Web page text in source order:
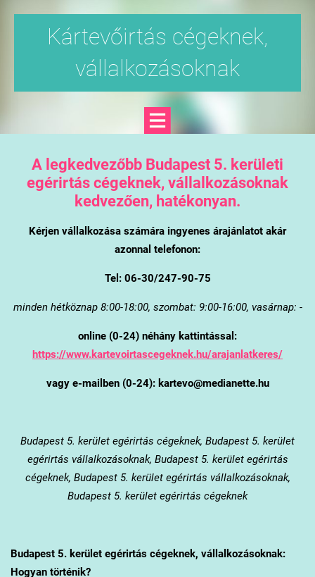
Kártevőirtás cégeknek,
vállalkozásoknak
A legkedvezőbb Budapest 5. kerületi
egérirtás cégeknek, vállalkozásoknak
kedvezően, hatékonyan.
Kérjen vállalkozása számára ingyenes árajánlatot akár
azonnal telefonon:
Tel: 06-30/247-90-75
minden hétköznap 8:00-18:00, szombat: 9:00-16:00, vasárnap: -
online (0-24) néhány kattintással:
https://www.kartevoirtascegeknek.hu/arajanlatkeres/
vagy e-mailben (0-24): kartevo@medianette.hu
Budapest 5. kerület egérirtás cégeknek, Budapest 5. kerület
egérirtás vállalkozásoknak, Budapest 5. kerület egérirtás
cégeknek, Budapest 5. kerület egérirtás vállalkozásoknak,
Budapest 5. kerület egérirtás cégeknek
Budapest 5. kerületegérirtás cégeknek, vállalkozásoknak:
Hogyan történik?